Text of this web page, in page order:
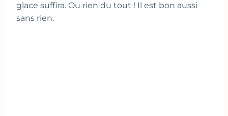
glace suffira. Ou rien du tout ! Il est bon aussi
sans rien.